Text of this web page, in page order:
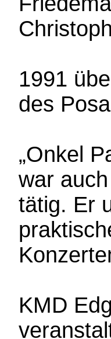
1991
des
„Onkel
war
tätig. Er
KMD